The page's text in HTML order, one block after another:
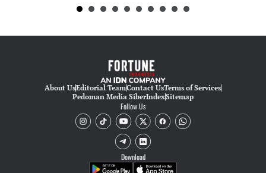
About UsEditorial TeamContact UsTerms of Services
Pedoman Media SiberIndexSitemap
Follow Us
Download